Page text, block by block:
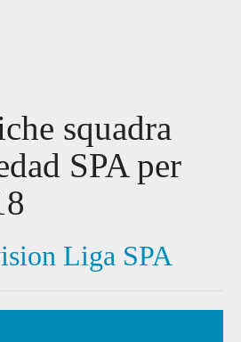
squadra
SPA per
Liga SPA